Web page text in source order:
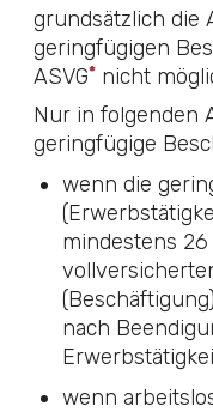
grundsätzlich die
geringfügigen
ASVG* nicht
Nur in folgenden
geringfügige
wenn die
mindestens
nach
wenn